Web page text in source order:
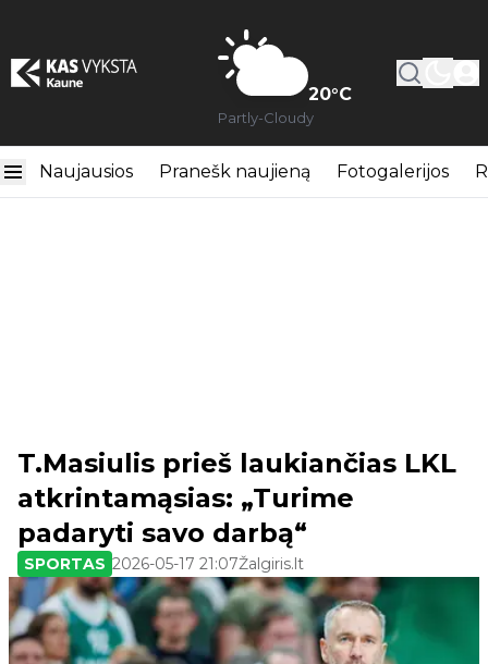
20°C
Partly-Cloudy
Naujausios Pranešk naujieną Fotogalerijos
T.Masiulis prieš laukiančias LKL
atkrintamąsias: „Turime
padaryti savo darbą“
SPORTAS 2026-05-17 21:07Žalgiris.lt